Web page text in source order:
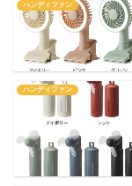
ハンディファン
ハンディファン